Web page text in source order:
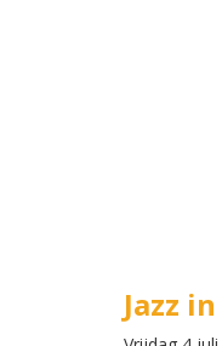
Jazz